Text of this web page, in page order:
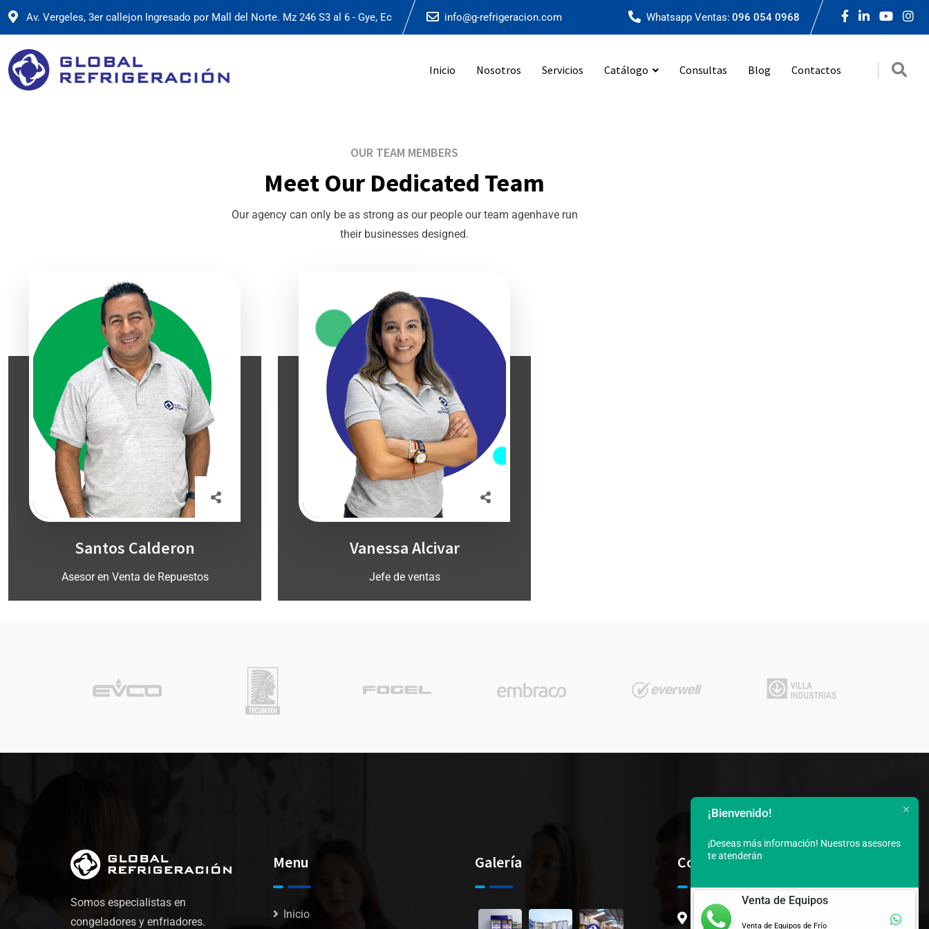
Av. Vergeles, 3er callejon Ingresado por Mall del Norte. Mz 246 S3 al 6 - Gye, Ec info@g-refrigeracion.com Whatsapp Ventas: 096 054 0968
Inicio Nosotros Servicios Catálogo Consultas Blog Contactos
OUR TEAM MEMBERS
Meet Our Dedicated Team
Our agency can only be as strong as our people our team agenhave run
their businesses designed.
Santos Calderon
Asesor en Venta de Repuestos
Vanessa Alcivar
Jefe de ventas
Somos especialistas en
congeladores y enfriadores.
Menu
Inicio
Galería Contactos
Av. Vergeles, 3er callejon
¡Bienvenido!
¡Deseas más información! Nuestros asesores
te atenderán
Venta de Equipos
Venta de Equipos de Frío